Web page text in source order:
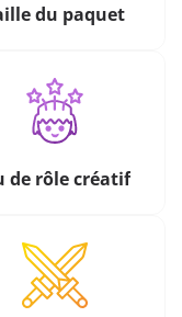
du paquet
de rôle créatif